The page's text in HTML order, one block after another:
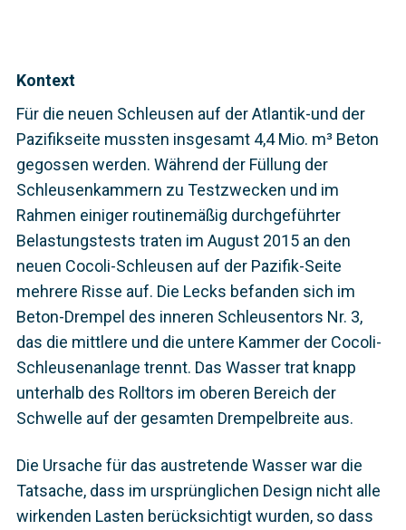
Kontext
Für die neuen Schleusen auf der Atlantik-und der
Pazifikseite mussten insgesamt 4,4 Mio. m³ Beton
gegossen werden. Während der Füllung der
Schleusenkammern zu Testzwecken und im
Rahmen einiger routinemäßig durchgeführter
Belastungstests traten im August 2015 an den
neuen Cocoli-Schleusen auf der Pazifik-Seite
mehrere Risse auf. Die Lecks befanden sich im
Beton-Drempel des inneren Schleusentors Nr. 3,
das die mittlere und die untere Kammer der Cocoli-
Schleusenanlage trennt. Das Wasser trat knapp
unterhalb des Rolltors im oberen Bereich der
Schwelle auf der gesamten Drempelbreite aus.
Die Ursache für das austretende Wasser war die
Tatsache, dass im ursprünglichen Design nicht alle
wirkenden Lasten berücksichtigt wurden, so dass